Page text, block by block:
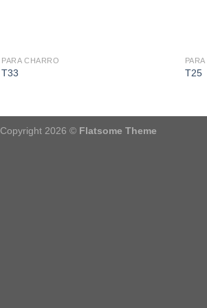
PARA CHARRO
T33 T25
Copyright 2026 © Flatsome Theme